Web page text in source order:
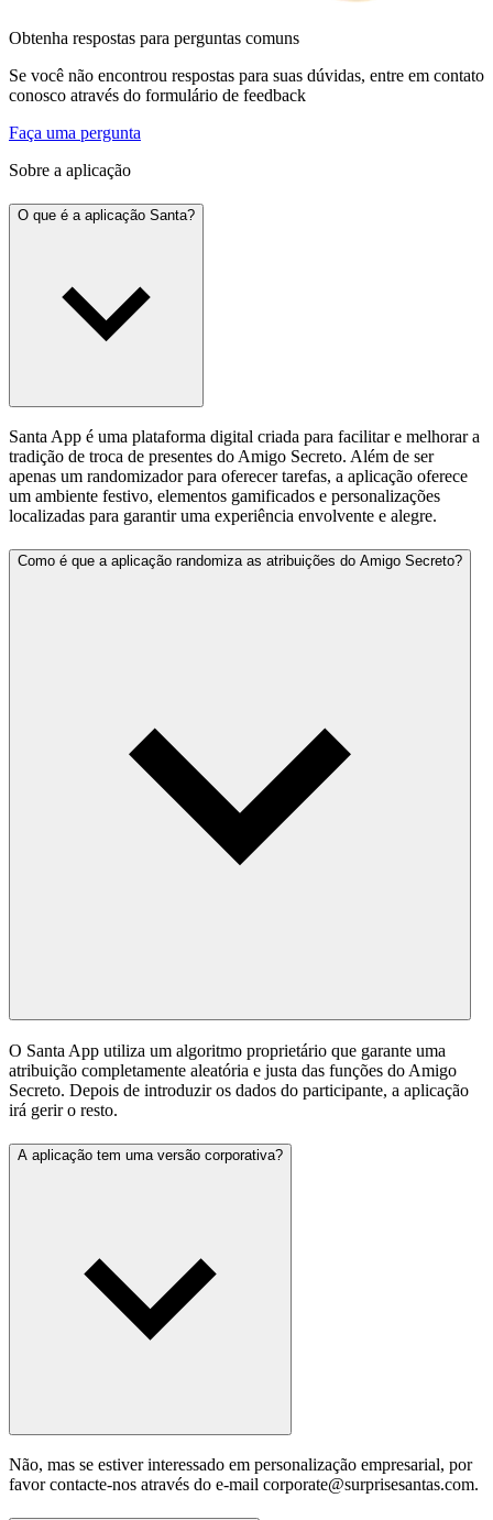
Obtenha respostas para perguntas comuns
Se você não encontrou respostas para suas dúvidas, entre em contato
conosco através do formulário de feedback
Faça uma pergunta
Sobre a aplicação
O que é a aplicação Santa?
Santa App é uma plataforma digital criada para facilitar e melhorar a
tradição de troca de presentes do Amigo Secreto. Além de ser
apenas um randomizador para oferecer tarefas, a aplicação oferece
um ambiente festivo, elementos gamificados e personalizações
localizadas para garantir uma experiência envolvente e alegre.
Como é que a aplicação randomiza as atribuições do Amigo Secreto?
O Santa App utiliza um algoritmo proprietário que garante uma
atribuição completamente aleatória e justa das funções do Amigo
Secreto. Depois de introduzir os dados do participante, a aplicação
irá gerir o resto.
A aplicação tem uma versão corporativa?
Não, mas se estiver interessado em personalização empresarial, por
favor contacte-nos através do e-mail corporate@surprisesantas.com.